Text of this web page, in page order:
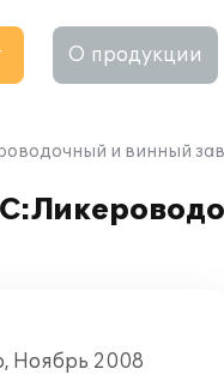
О продукции
и винный
Ноябрь 2008